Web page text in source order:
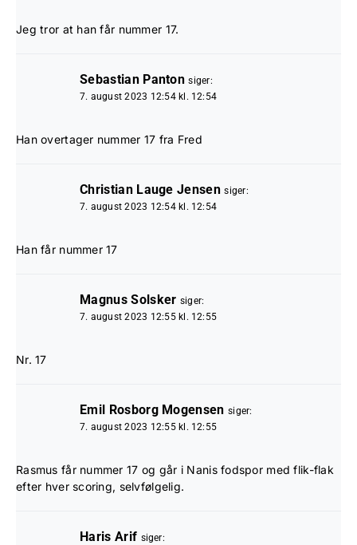
Jeg tror at han får nummer 17.
Sebastian Panton siger:
7. august 2023 12:54 kl. 12:54
Han overtager nummer 17 fra Fred
Christian Lauge Jensen siger:
7. august 2023 12:54 kl. 12:54
Han får nummer 17
Magnus Solsker siger:
7. august 2023 12:55 kl. 12:55
Nr. 17
Emil Rosborg Mogensen siger:
7. august 2023 12:55 kl. 12:55
Rasmus får nummer 17 og går i Nanis fodspor med flik-flak
efter hver scoring, selvfølgelig.
Haris Arif siger: